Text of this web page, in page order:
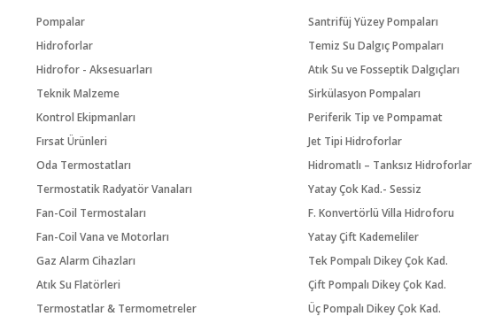
Pompalar
Hidroforlar
Hidrofor - Aksesuarları
Teknik Malzeme
Kontrol Ekipmanları
Fırsat Ürünleri
Oda Termostatları
Termostatik Radyatör Vanaları
Fan-Coil Termostaları
Fan-Coil Vana ve Motorları
Gaz Alarm Cihazları
Atık Su Flatörleri
Termostatlar & Termometreler
Santrifüj Yüzey Pompaları
Temiz Su Dalgıç Pompaları
Atık Su ve Fosseptik Dalgıçları
Sirkülasyon Pompaları
Periferik Tip ve Pompamat
Jet Tipi Hidroforlar
Hidromatlı – Tanksız Hidroforlar
Yatay Çok Kad.- Sessiz
F. Konvertörlü Villa Hidroforu
Yatay Çift Kademeliler
Tek Pompalı Dikey Çok Kad.
Çift Pompalı Dikey Çok Kad.
Üç Pompalı Dikey Çok Kad.